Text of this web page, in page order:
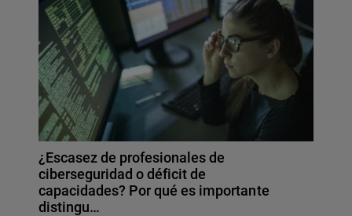
¿Escasez de profesionales de
ciberseguridad o déficit de
capacidades? Por qué es importante
distingu…